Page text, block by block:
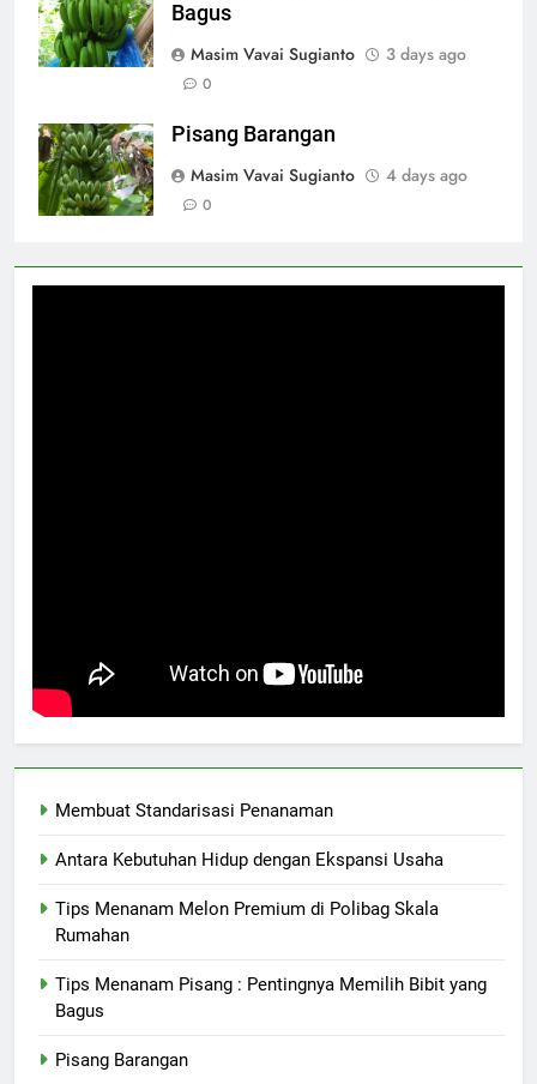
Bagus
Masim Vavai Sugianto
3 days ago
0
Pisang Barangan
Masim Vavai Sugianto
4 days ago
0
Membuat Standarisasi Penanaman
Antara Kebutuhan Hidup dengan Ekspansi Usaha
Tips Menanam Melon Premium di Polibag Skala
Rumahan
Tips Menanam Pisang : Pentingnya Memilih Bibit yang
Bagus
Pisang Barangan